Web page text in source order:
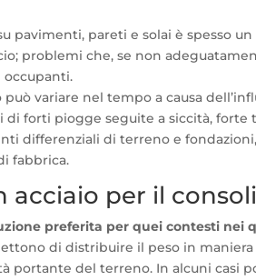
pavimenti, pareti e solai è spesso
problemi che, se non
occupanti.
variare nel tempo a causa
forti piogge seguite a siccità, forte
differenziali di terreno e
fabbrica.
acciaio per il
preferita per quei contesti nei
di distribuire il peso in
portante del terreno. In alcuni casi